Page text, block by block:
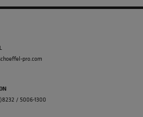
pro.com
/ 5006-1300